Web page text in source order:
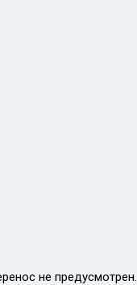
не предусмотрен.